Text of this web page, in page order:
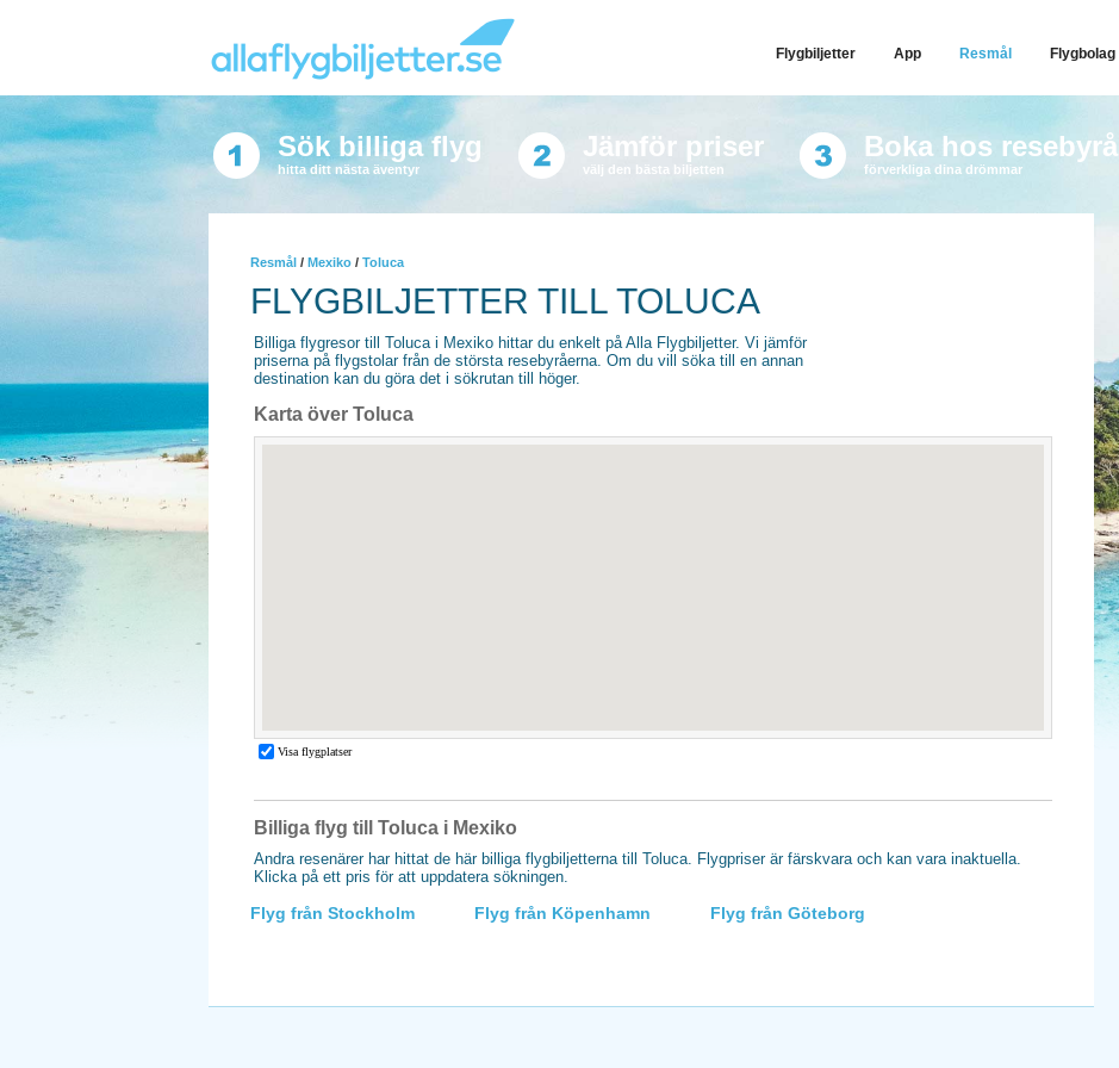
Flygbiljetter App Resmål Flygbolag
Sök billiga flyg
hitta ditt nästa äventyr
Jämför priser
välj den bästa biljetten
Boka hos resebyrå
förverkliga dina drömmar
Resmål / Mexiko / Toluca
FLYGBILJETTER TILL TOLUCA
Billiga flygresor till Toluca i Mexiko hittar du enkelt på Alla Flygbiljetter. Vi jämför
priserna på flygstolar från de största resebyråerna. Om du vill söka till en annan
destination kan du göra det i sökrutan till höger.
Karta över Toluca
Billiga flyg till Toluca i Mexiko
Andra resenärer har hittat de här billiga flygbiljetterna till Toluca. Flygpriser är färskvara och kan vara inaktuella.
Klicka på ett pris för att uppdatera sökningen.
Flyg från Stockholm Flyg från Köpenhamn Flyg från Göteborg